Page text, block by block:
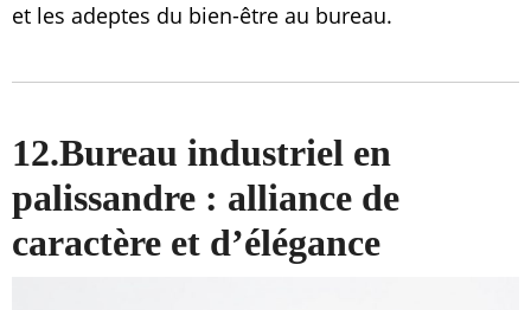
et les adeptes du bien-être au bureau.
12.Bureau industriel en
palissandre : alliance de
caractère et d’élégance